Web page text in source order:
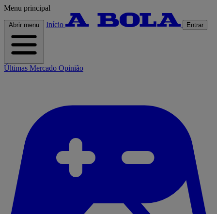
Menu principal
Abrir menu Início Entrar
Últimas Mercado Opinião